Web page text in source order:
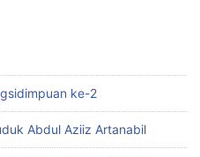
ke-2
Abdul Aziiz Artanabil